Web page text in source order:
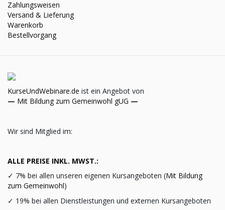
Zahlungsweisen
Versand & Lieferung
Warenkorb
Bestellvorgang
KurseUndWebinare.de ist ein Angebot von
— Mit Bildung zum Gemeinwohl gUG —
Wir sind Mitglied im:
ALLE PREISE INKL. MWST.:
✓ 7% bei allen unseren eigenen Kursangeboten (Mit Bildung
zum Gemeinwohl)
✓ 19% bei allen Dienstleistungen und externen Kursangeboten